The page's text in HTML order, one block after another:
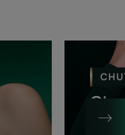
cheveux